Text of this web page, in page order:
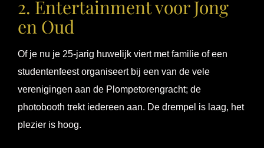
2. Entertainment voor Jong
en Oud
Of je nu je 25-jarig huwelijk viert met familie of een
studentenfeest organiseert bij een van de vele
verenigingen aan de Plompetorengracht; de
photobooth trekt iedereen aan. De drempel is laag, het
plezier is hoog.